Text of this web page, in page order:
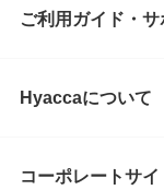
ご利用ガイド・サ
Hyaccaについて
コーポレートサイ